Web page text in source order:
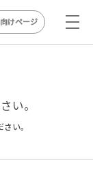
けページ
い。
い。